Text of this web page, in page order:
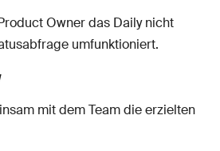
Owner das Daily nicht
umfunktioniert.
mit dem Team die erzielten